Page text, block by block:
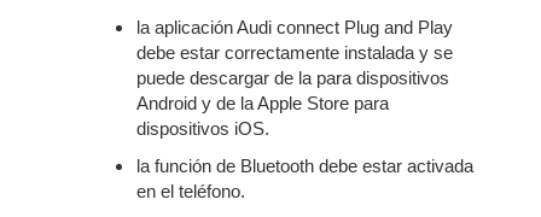
la aplicación Audi connect Plug and Play
debe estar correctamente instalada y se
puede descargar de la para dispositivos
Android y de la Apple Store para
dispositivos iOS.
la función de Bluetooth debe estar activada
en el teléfono.